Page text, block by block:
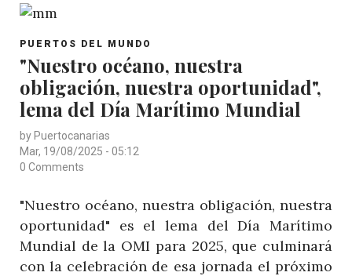
SECRETARIO
GENERAL
DE
LA
A
MARÍTIMA
DE
PANAMÁ
POST
PUERTOS DEL MUNDO
"Nuestro océano, nuestra
obligación, nuestra oportunidad",
lema del Día Marítimo Mundial
by Puertocanarias
Mar, 19/08/2025 - 05:12
0 Comments
"Nuestro océano, nuestra obligación, nuestra
oportunidad" es el lema del Día Marítimo
Mundial de la OMI para 2025, que culminará
con la celebración de esa jornada el próximo